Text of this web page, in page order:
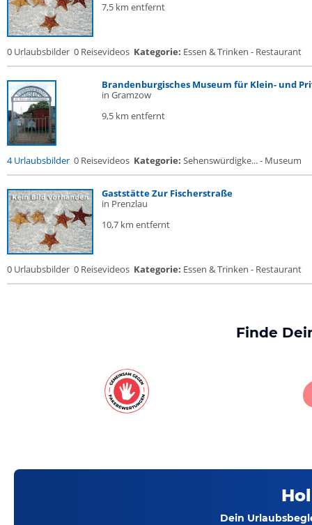
7,5 km entfernt
0 Urlaubsbilder 0 Reisevideos Kategorie: Essen & Trinken - Restaurant
Brandenburgisches Museum für Klein- und
in Gramzow
9,5 km entfernt
4 Urlaubsbilder 0 Reisevideos Kategorie: Sehenswürdigke... - Museum
Gaststätte Zur Fischerstraße
in Prenzlau
10,7 km entfernt
0 Urlaubsbilder 0 Reisevideos Kategorie: Essen & Trinken - Restaurant
Finde
Dein